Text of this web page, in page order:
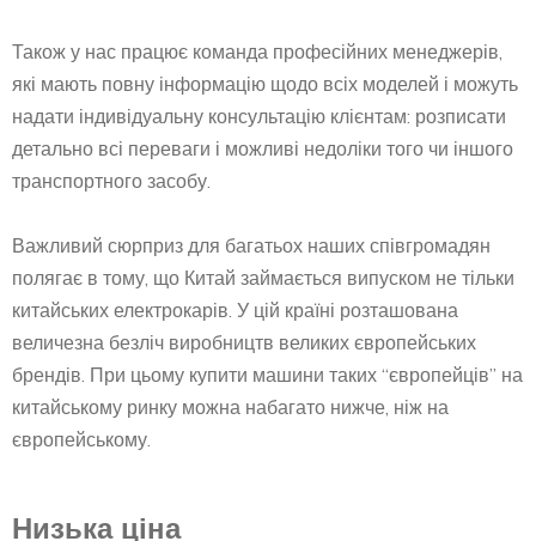
Також у нас працює команда професійних менеджерів,
які мають повну інформацію щодо всіх моделей і можуть
надати індивідуальну консультацію клієнтам: розписати
детально всі переваги і можливі недоліки того чи іншого
транспортного засобу.
Важливий сюрприз для багатьох наших співгромадян
полягає в тому, що Китай займається випуском не тільки
китайських електрокарів. У цій країні розташована
величезна безліч виробництв великих європейських
брендів. При цьому купити машини таких “європейців” на
китайському ринку можна набагато нижче, ніж на
європейському.
Низька ціна